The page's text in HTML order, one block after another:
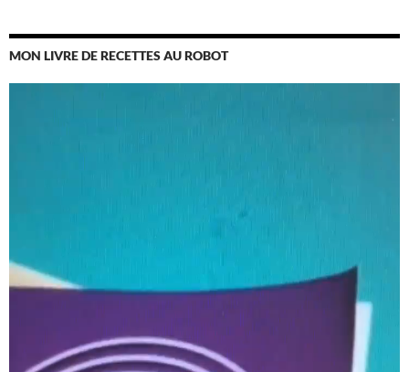
MON LIVRE DE RECETTES AU ROBOT